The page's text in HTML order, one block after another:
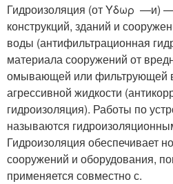
Гидроизоляция (от Υδωρ —и)
конструкций, зданий и
воды (антифильтрационная
материала сооружений от
омывающей или фильтрующей
агрессивной жидкости
гидроизоляция). Работы по
называются
Гидроизоляция обеспечивает
сооружений и оборудования,
применяется совместно с.